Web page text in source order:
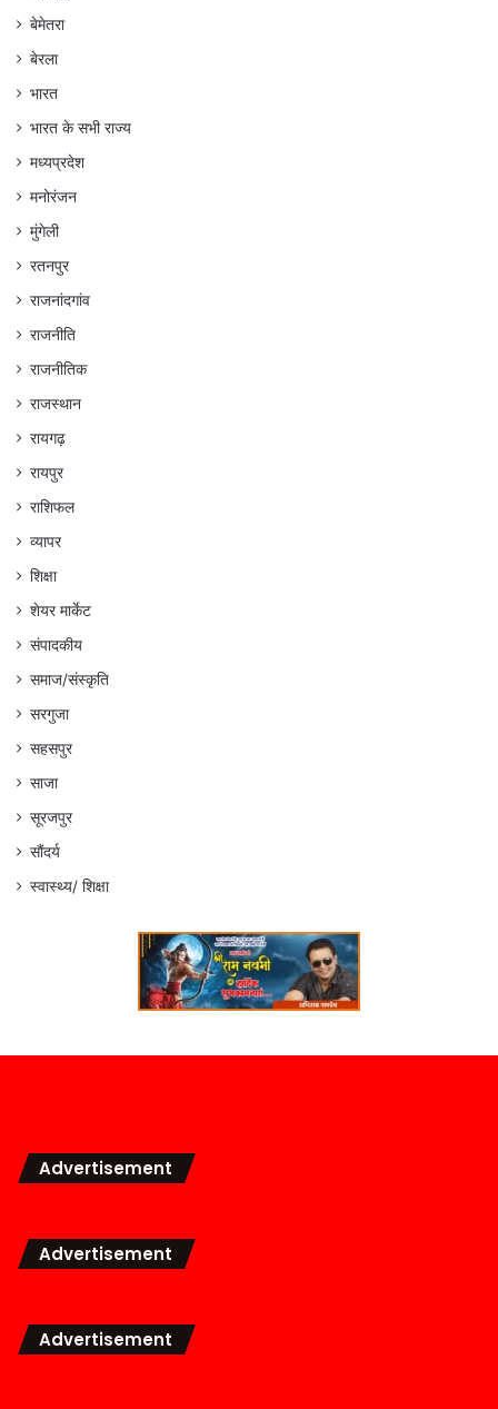
बेमेतरा
बेरला
भारत
भारत के सभी राज्य
मध्यप्रदेश
मनोरंजन
मुंगेली
रतनपुर
राजनांदगांव
राजनीति
राजनीतिक
राजस्थान
रायगढ़
रायपुर
राशिफल
व्यापर
शिक्षा
शेयर मार्केट
संपादकीय
समाज/संस्कृति
सरगुजा
सहसपुर
साजा
सूरजपुर
सौंदर्य
स्वास्थ्य/ शिक्षा
Advertisement
Advertisement
Advertisement